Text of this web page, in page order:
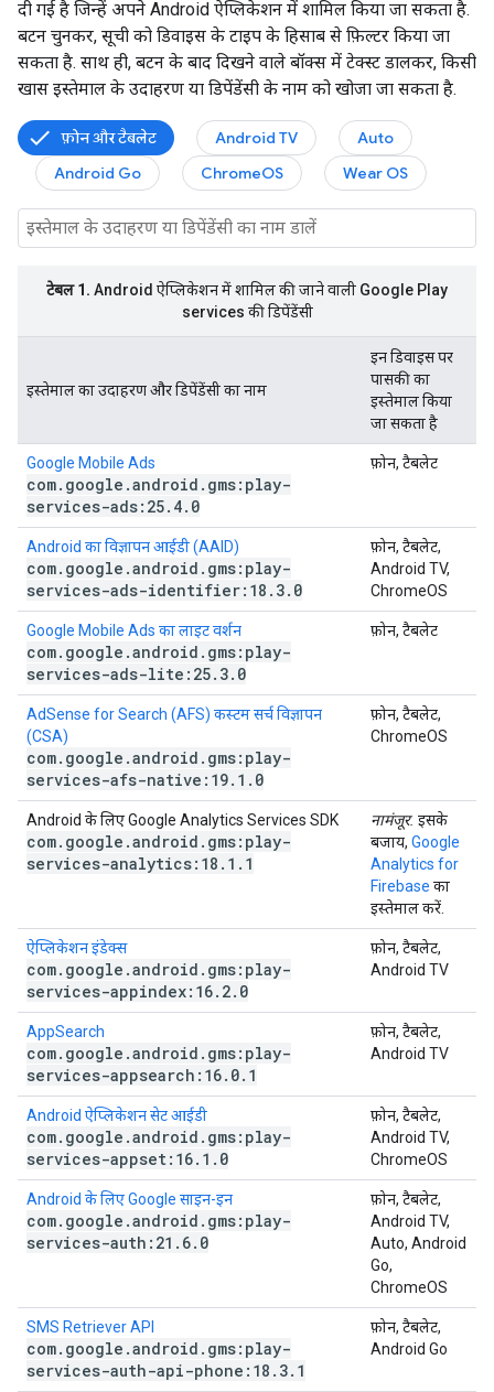
दी गई है जिन्हें अपने Android ऐप्लिकेशन में शामिल किया जा सकता है.
बटन चुनकर, सूची को डिवाइस के टाइप के हिसाब से फ़िल्टर किया जा
सकता है. साथ ही, बटन के बाद दिखने वाले बॉक्स में टेक्स्ट डालकर, किसी
खास इस्तेमाल के उदाहरण या डिपेंडेंसी के नाम को खोजा जा सकता है.
फ़ोन और टैबलेट Android TV
Auto
Android Go
ChromeOS Wear OS
टेबल 1. Android ऐप्लिकेशन में शामिल की जाने वाली Google Play
services की डिपेंडेंसी
इस्तेमाल का उदाहरण और डिपेंडेंसी का नाम
इन डिवाइस पर
पासकी का
इस्तेमाल किया
जा सकता है
Google Mobile Ads
com. google .android . gms:play-
services-ads:25. 4. 0
फ़ोन, टैबलेट
Android का विज्ञापन आईडी (AAID)
com. google .android . gms:play-
services-ads-identifier:18 . 3. 0
फ़ोन, टैबलेट,
Android TV,
ChromeOS
Google Mobile Ads का लाइट वर्शन
com. google .android . gms:play-
services-ads-lite:25. 3. 0
फ़ोन, टैबलेट
AdSense for Search (AFS) कस्टम सर्च विज्ञापन
(CSA)
com. google .android . gms:play-
services-afs-native:19. 1 . 0
फ़ोन, टैबलेट,
ChromeOS
Android के लिए Google Analytics Services SDK
com. google .android . gms:play-
services-analytics:18 . 1 . 1
नामंजूर. इसके
बजाय, Google
Analytics for
Firebase का
इस्तेमाल करें.
ऐप्लिकेशन इंडेक्स
com. google .android . gms:play-
services-appindex:16. 2. 0
फ़ोन, टैबलेट,
Android TV
AppSearch
com. google .android . gms:play-
services-appsearch:16. 0. 1
फ़ोन, टैबलेट,
Android TV
Android ऐप्लिकेशन सेट आईडी
com. google .android . gms:play-
services-appset:16. 1 . 0
फ़ोन, टैबलेट,
Android TV,
ChromeOS
Android के लिए Google साइन-इन
com. google .android . gms:play-
services-auth:21 . 6. 0
फ़ोन, टैबलेट,
Android TV,
Auto, Android
Go,
ChromeOS
SMS Retriever API
com. google .android . gms:play-
services-auth-api-phone:18 . 3. 1
फ़ोन, टैबलेट,
Android Go